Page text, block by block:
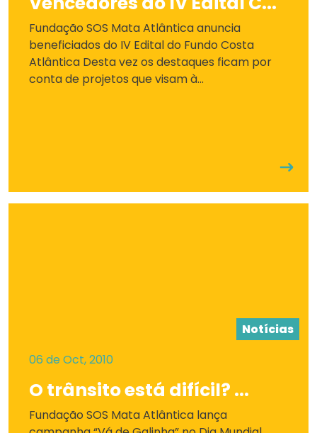
Fundação SOS Mata Atlântica anuncia
beneficiados do IV Edital do Fundo Costa
Atlântica Desta vez os destaques ficam por
conta de projetos que visam à...
Notícias
06 de Oct, 2010
O trânsito está difícil? ...
Fundação SOS Mata Atlântica lança